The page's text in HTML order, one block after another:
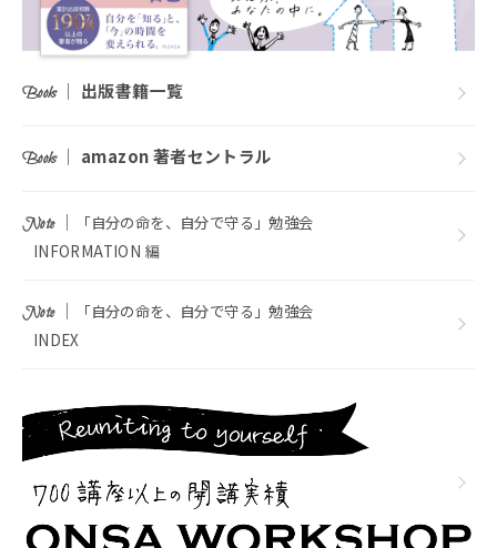
Books｜ 出版書籍一覧
Books｜ amazon 著者セントラル
Note｜
「自分の命を、自分で守る」勉強会
INFORMATION 編
Note｜
「自分の命を、自分で守る」勉強会
INDEX